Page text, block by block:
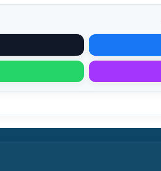
مشاركة على فيسبوك
مشاركة عبر ماسنجر